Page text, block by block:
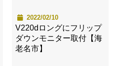
2022/02/10
V220dロングにフリップ
ダウンモニター取付【海
老名市】